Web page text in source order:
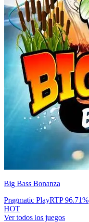
Big Bass Bonanza
Pragmatic PlayRTP96.71%
HOT
Ver todos los juegos